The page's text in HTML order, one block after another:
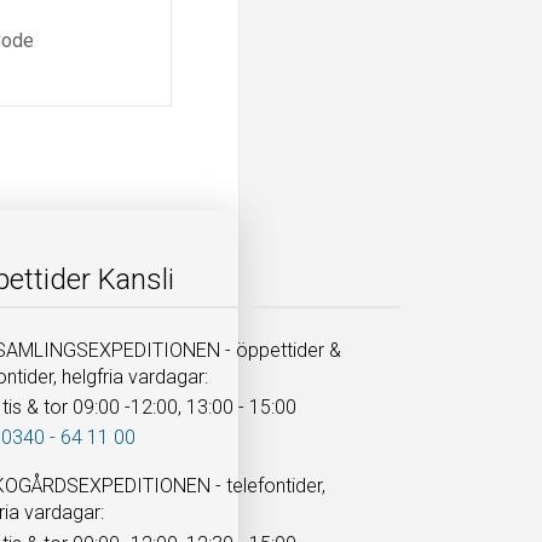
Kansli
- öppettider &
helgfria vardagar:
tis & tor 09:00 -12:00, 13:00 - 15:00
- 64 11 00
- telefontider,
vardagar: